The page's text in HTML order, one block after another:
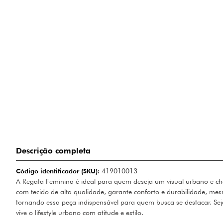
Descrição completa
Código identificador (SKU): 419010013
A Regata Feminina é ideal para quem deseja um visual urbano e
com tecido de alta qualidade, garante conforto e durabilidade,
tornando essa peça indispensável para quem busca se destacar.
vive o lifestyle urbano com atitude e estilo.